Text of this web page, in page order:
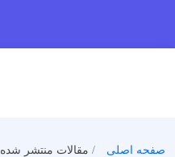
صفحه اصلی مقالات منتشر شده